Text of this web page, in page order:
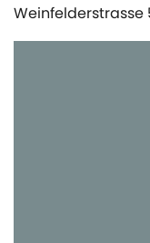
Weinfelderstrasse